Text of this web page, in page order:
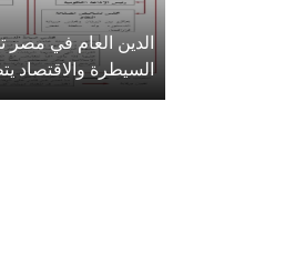
الدين العام في
السيطرة والاقتصاد